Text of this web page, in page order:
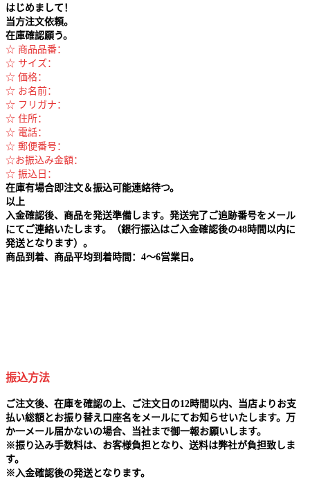
はじめまして！
当方注文依頼。
在庫確認願う。
☆ 商品品番：
☆ サイズ：
☆ 価格：
☆ お名前：
☆ フリガナ：
☆ 住所：
☆ 電話：
☆ 郵便番号：
☆お振込み金額：
☆ 振込日：
在庫有場合即注文＆振込可能連絡待つ。
以上
入金確認後、商品を発送準備します。発送完了ご追跡番号をメール
にてご連絡いたします。（銀行振込はご入金確認後の48時間以内に
発送となります）。
商品到着、商品平均到着時間：4～6営業日。
振込方法
ご注文後、在庫を確認の上、ご注文日の12時間以内、当店よりお支
払い総額とお振り替え口座名をメールにてお知らせいたします。万
か一メール届かないの場合、当社まで御一報お願いします。
※振り込み手数料は、お客様負担となり、送料は弊社が負担致しま
す。
※ 入金確認後の発送となります。